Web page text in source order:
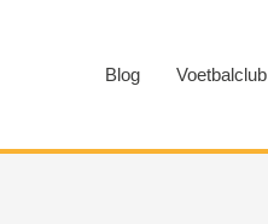
Blog Voetbalclub